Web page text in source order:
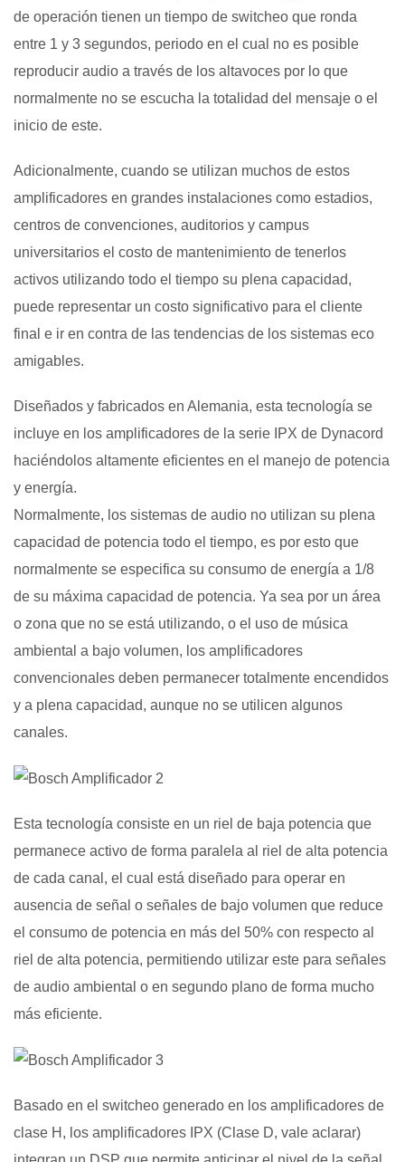
de operación tienen un tiempo de switcheo que ronda
entre 1 y 3 segundos, periodo en el cual no es posible
reproducir audio a través de los altavoces por lo que
normalmente no se escucha la totalidad del mensaje o el
inicio de este.
Adicionalmente, cuando se utilizan muchos de estos
amplificadores en grandes instalaciones como estadios,
centros de convenciones, auditorios y campus
universitarios el costo de mantenimiento de tenerlos
activos utilizando todo el tiempo su plena capacidad,
puede representar un costo significativo para el cliente
final e ir en contra de las tendencias de los sistemas eco
amigables.
Diseñados y fabricados en Alemania, esta tecnología se
incluye en los amplificadores de la serie IPX de Dynacord
haciéndolos altamente eficientes en el manejo de potencia
y energía.
Normalmente, los sistemas de audio no utilizan su plena
capacidad de potencia todo el tiempo, es por esto que
normalmente se especifica su consumo de energía a 1/8
de su máxima capacidad de potencia. Ya sea por un área
o zona que no se está utilizando, o el uso de música
ambiental a bajo volumen, los amplificadores
convencionales deben permanecer totalmente encendidos
y a plena capacidad, aunque no se utilicen algunos
canales.
Esta tecnología consiste en un riel de baja potencia que
permanece activo de forma paralela al riel de alta potencia
de cada canal, el cual está diseñado para operar en
ausencia de señal o señales de bajo volumen que reduce
el consumo de potencia en más del 50% con respecto al
riel de alta potencia, permitiendo utilizar este para señales
de audio ambiental o en segundo plano de forma mucho
más eficiente.
Basado en el switcheo generado en los amplificadores de
clase H, los amplificadores IPX (Clase D, vale aclarar)